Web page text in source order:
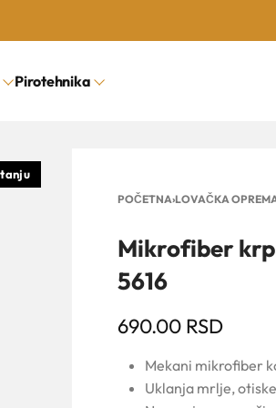
Pirotehnika
POČETNA›LOVAČKA
Mikrofiber
5616
690.00 RSD
Mekani mikrofiber
Uklanja mrlje,